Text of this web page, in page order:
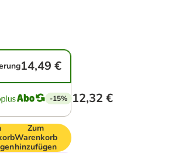
14,49 €
-15% 12,32 €
Zum
Warenkorb
hinzufügen